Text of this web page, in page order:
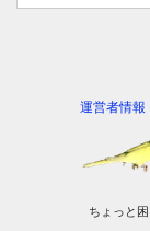
運営者情報
ちょっと